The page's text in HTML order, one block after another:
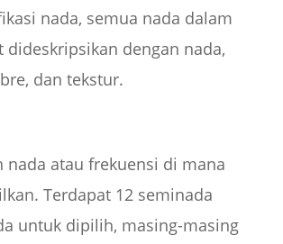
nada, semua nada dalam
dideskripsikan dengan nada,
dan tekstur.
nada atau frekuensi di mana
Terdapat 12 seminada
untuk dipilih, masing-masing